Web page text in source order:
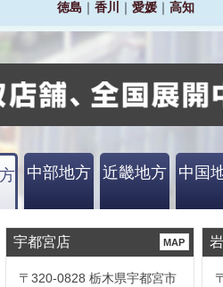
中部地方 近畿地方 中国
宇都宮店 MAP
〒320-0828 栃木県宇都宮市